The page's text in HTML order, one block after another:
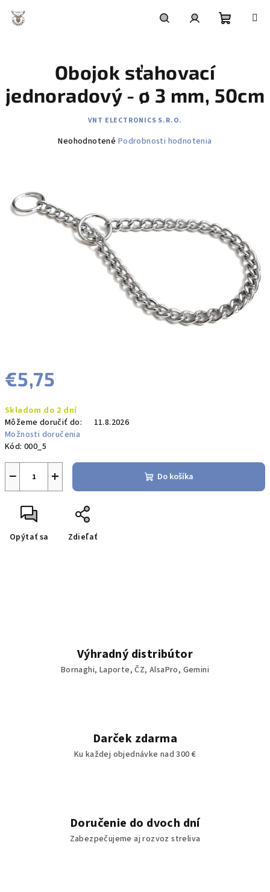
obsah
€5,75
cena:
Skladom do 2 dní
Môžeme doručiť do:
11.8.2026
Možnosti doručenia
Kód: 000_5
+
− Do košíka
Opýtať sa Zdieľať
Obojok sťahovací
jednoradový - ø 3 mm, 50cm
VNT ELECTRONICS S.R.O.
Priemerné
5
hviezdičiek.
Neohodnotené Podrobnosti hodnotenia
Výhradný distribútor
Bornaghi, Laporte, ČZ, AlsaPro, Gemini
Darček zdarma
Ku každej objednávke nad 300 €
Doručenie do dvoch dní
Zabezpečujeme aj rozvoz streliva